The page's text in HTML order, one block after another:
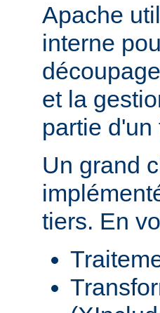
Apache
interne
et la
partie
Un grand
tiers. En